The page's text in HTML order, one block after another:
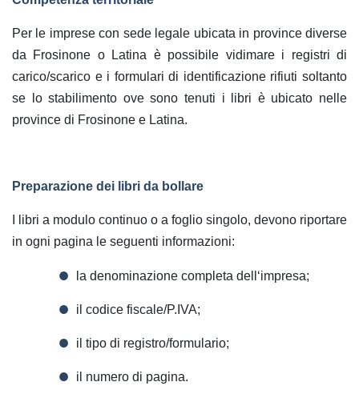
Per le imprese con sede legale ubicata in province diverse
da Frosinone o Latina è possibile vidimare i registri di
carico/scarico e i formulari di identificazione rifiuti soltanto
se lo stabilimento ove sono tenuti i libri è ubicato nelle
province di Frosinone e Latina.
Preparazione dei libri da bollare
I libri a modulo continuo o a foglio singolo, devono riportare
in ogni pagina le seguenti informazioni:
la denominazione completa dell‘impresa;
il codice fiscale/P.IVA;
il tipo di registro/formulario;
il numero di pagina.